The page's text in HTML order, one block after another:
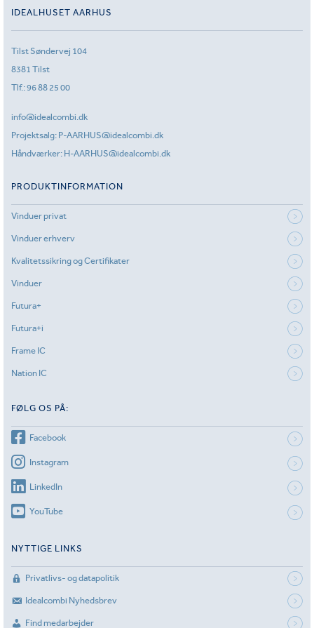
IDEALHUSET AARHUS
Tilst Søndervej 104
8381 Tilst
Tlf.:96 88 25 00
info@idealcombi.dk
Projektsalg: P-AARHUS@idealcombi.dk
Håndværker: H-AARHUS@idealcombi.dk
PRODUKTINFORMATION
Vinduer privat
Vinduer erhverv
Kvalitetssikring og Certifikater
Vinduer
Futura+
Futura+i
Frame IC
Nation IC
FØLG OS PÅ:
Facebook
Instagram
LinkedIn
YouTube
NYTTIGE LINKS
Privatlivs- og datapolitik
Idealcombi Nyhedsbrev
Find medarbejder